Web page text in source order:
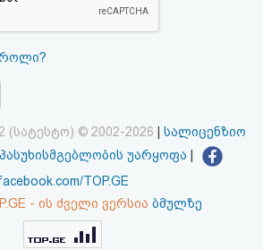
(სატესტო) © 2002-2026
სალიცენზიო
უარყოფა
TOP.GE
- ის ძველი ვერსია ბმულზე